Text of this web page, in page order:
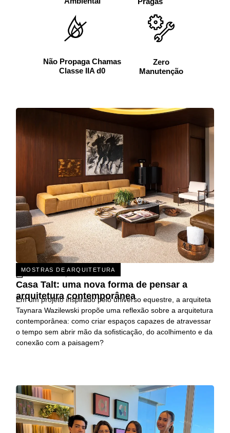
Não Propaga Chamas
Classe IIA d0
Zero
Manutenção
MOSTRAS DE ARQUITETURA
31 DE JULHO, 2026
Casa Talt: uma nova forma de pensar a
arquitetura contemporânea
Em um projeto inspirado pelo universo equestre, a arquiteta
Taynara Wazilewski propõe uma reflexão sobre a arquitetura
contemporânea: como criar espaços capazes de atravessar
o tempo sem abrir mão da sofisticação, do acolhimento e da
conexão com a paisagem?